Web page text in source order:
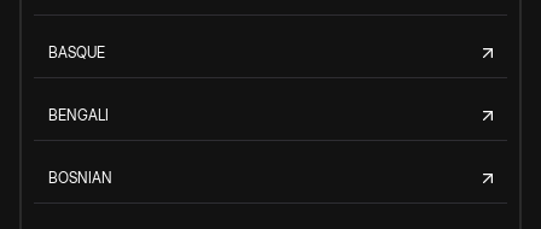
BASQUE
BENGALI
BOSNIAN